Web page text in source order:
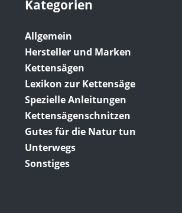
Kategorien
Allgemein
Hersteller und Marken
Kettensägen
Lexikon zur Kettensäge
Spezielle Anleitungen
Kettensägenschnitzen
Gutes für die Natur tun
Unterwegs
Sonstiges